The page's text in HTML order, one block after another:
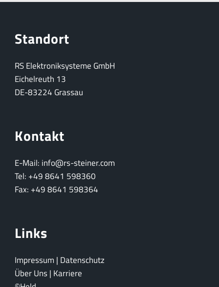
Standort
RS Elektroniksysteme GmbH
Eichelreuth 13
DE-83224 Grassau
Kontakt
E-Mail: info@rs-steiner.com
Tel: +49 8641 598360
Fax: +49 8641 598364
Links
Impressum | Datenschutz
Über Uns| Karriere